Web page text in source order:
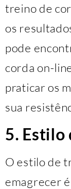
treino de
os
pode
corda on-
praticar os
sua
5. Estilo
O estilo de
emagrecer